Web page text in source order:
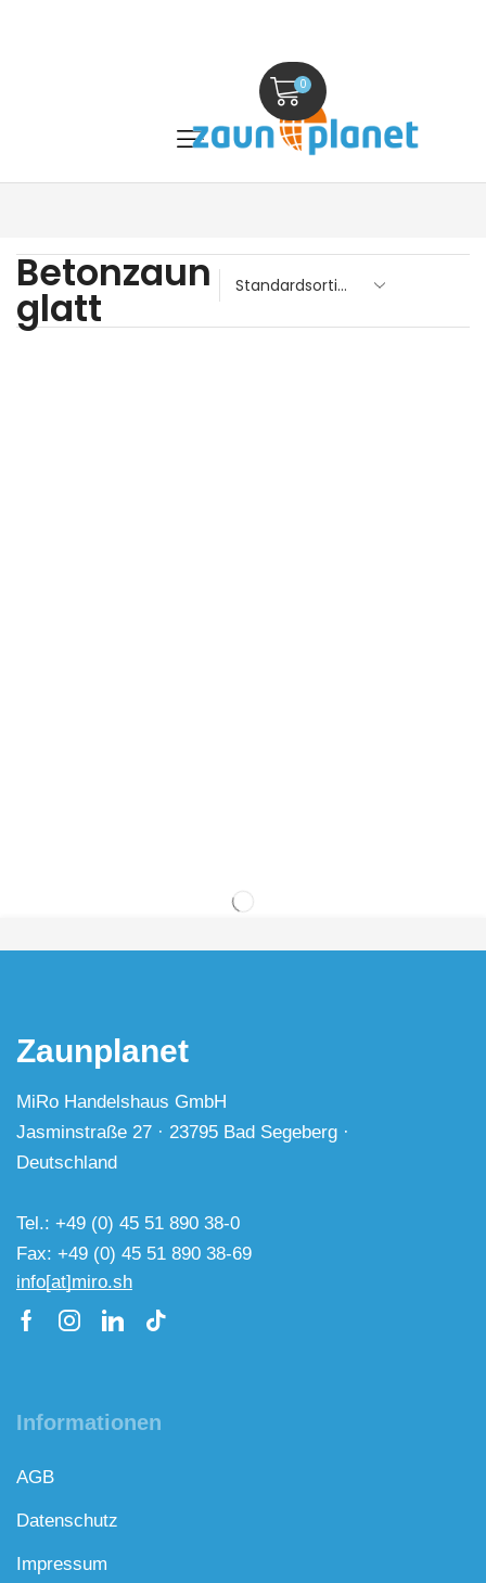
0
Betonzaun
glatt
Zaunplanet
MiRo Handelshaus GmbH
Jasminstraße 27 · 23795 Bad Segeberg ·
Deutschland
Tel.: +49 (0) 45 51 890 38-0
Fax: +49 (0) 45 51 890 38-69
info[at]miro.sh
Informationen
AGB
Datenschutz
Impressum